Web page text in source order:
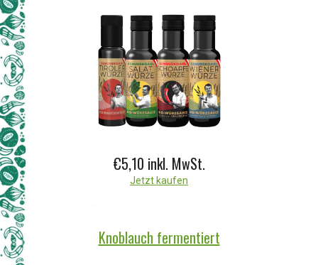
€5,10 inkl. MwSt.
Jetzt kaufen
Knoblauch fermentiert